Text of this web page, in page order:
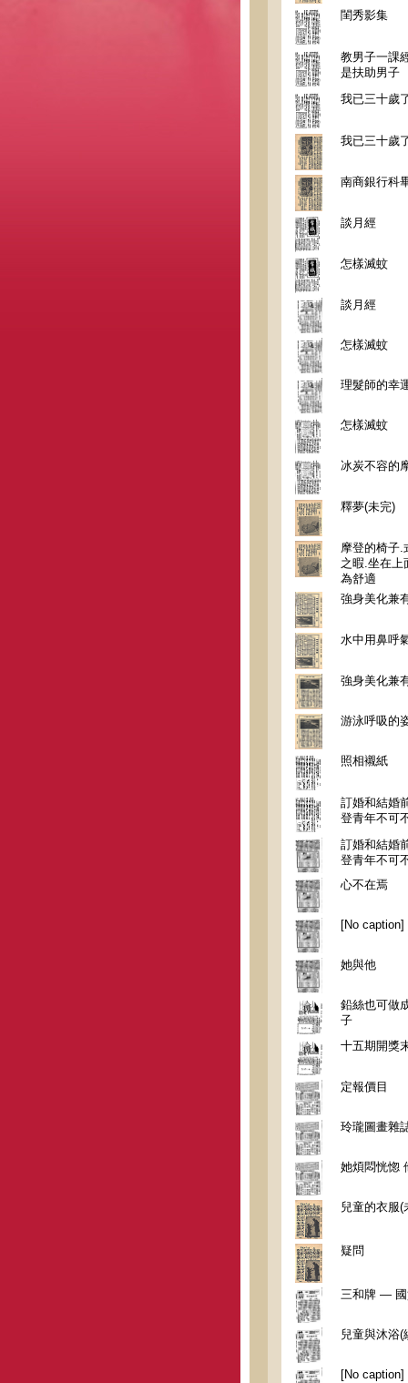
閨秀影集
教男子一課
是扶助男子
我已三十歲
我已三十歲
南商銀行科
談月經
怎樣滅蚊
談月經
怎樣滅蚊
理髮師的幸
怎樣滅蚊
冰炭不容的
釋夢(未完)
摩登的椅子.
之暇.坐在上
為舒適
強身美化兼
水中用鼻呼
強身美化兼
游泳呼吸的
照相襯紙
訂婚和結婚
登青年不可
訂婚和結婚
登青年不可
心不在焉
[No caption]
她與他
鉛絲也可做
子
十五期開獎
定報價目
玲瓏圖畫雜
她煩悶恍惚
兒童的衣服(
疑問
三和牌 — 國
兒童與沐浴(
[No caption]